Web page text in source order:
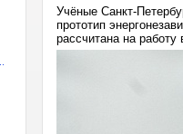
Учёные Санкт-
прототип
рассчитана на работу